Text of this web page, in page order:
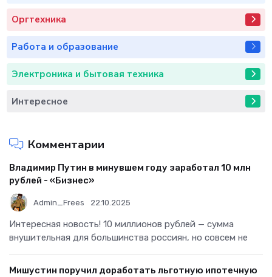
Оргтехника
Работа и образование
Электроника и бытовая техника
Интересное
Комментарии
Владимир Путин в минувшем году заработал 10 млн
рублей - «Бизнес»
Admin_Frees 22.10.2025
Интересная новость! 10 миллионов рублей — сумма
внушительная для большинства россиян, но совсем не
Мишустин поручил доработать льготную ипотечную